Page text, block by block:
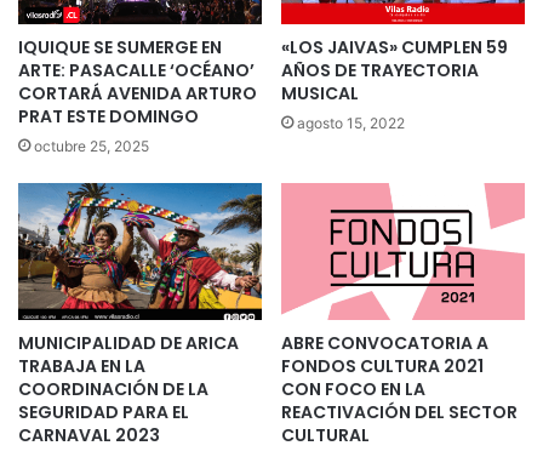
IQUIQUE SE SUMERGE EN
ARTE: PASACALLE ‘OCÉANO’
CORTARÁ AVENIDA ARTURO
PRAT ESTE DOMINGO
octubre 25, 2025
«LOS JAIVAS» CUMPLEN 59
AÑOS DE TRAYECTORIA
MUSICAL
agosto 15, 2022
MUNICIPALIDAD DE ARICA
TRABAJA EN LA
COORDINACIÓN DE LA
SEGURIDAD PARA EL
CARNAVAL 2023
ABRE CONVOCATORIA A
FONDOS CULTURA 2021
CON FOCO EN LA
REACTIVACIÓN DEL SECTOR
CULTURAL